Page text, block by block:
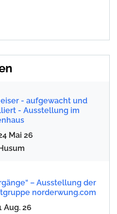
- aufgewacht und
- Ausstellung im
Mai 26
Husum
– Ausstellung der
norderwung.com
Aug. 26